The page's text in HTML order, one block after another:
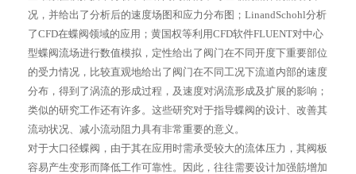
况，并给出了分析后的速度场图和应力分布图；LinandSchohl分析
了CFD在蝶阀领域的应用；黄国权等利用CFD软件FLUENT对中心
型蝶阀流场进行数值模拟，定性给出了阀门在不同开度下重要部位
的受力情况，比较直观地给出了阀门在不同工况下流道内部的速度
分布，得到了涡流的形成过程，及速度对涡流形成及扩展的影响；
类似的研究工作还有许多。这些研究对于指导蝶阀的设计、改善其
流动状况、减小流动阻力具有非常重要的意义。
对于大口径蝶阀，由于其在应用时需承受较大的流体压力，其阀板
容易产生变形而降低工作可靠性。因此，往往需要设计加强筋增加